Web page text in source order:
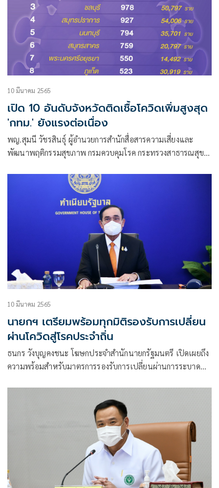
10 มีนาคม 2565
เปิด 10 อันดับจังหวัดติดเชื้อโควิดเพิ่มสูงสุด
'กทม.' ยังแรงต่อเนื่อง
พญ.สุมนี วัชรสินธุ์ ผู้อำนวยการสำนักสื่อสารความเสี่ยงและ
พัฒนาพฤติกรรมสุขภาพ กรมควบคุมโรค กระทรวงสาธารณสุข
โรคติดเชื้อไวรัสโคโรนา 2019 (โควิด-19)
10 มีนาคม 2565
นายกฯ เตรียมพร้อมทุกมิติรองรับการเปลี่ยน
ผ่านโควิดสู่โรคประจำถิ่น
ธนกร วังบุญคงชนะ โฆษกประจำสำนักนายกรัฐมนตรี เปิดเผยถึง
ความพร้อมสำหรับมาตรการรองรับการเปลี่ยนผ่านการระบาด